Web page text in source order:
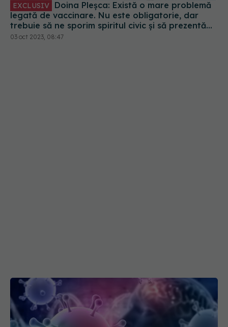
EXCLUSIV
legată de vaccinare. Nu este obligatorie, dar
trebuie să ne sporim spiritul civic și să prezentăm
corect minusurile și plusurile fiecărui vaccin
03 oct 2023, 08:47